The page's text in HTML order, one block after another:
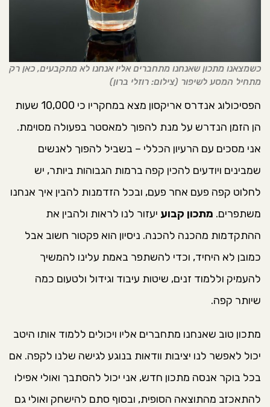
כשמצאנו מתכון שאנחנו מתחברים אליו אנחנו לא מתקבעים, כאן רק
מתחיל המסע לשיפור (צילום: רוזלי ברון)
הפסיכולוג אנדרס אריקסון מצא במחקריו כי 10,000 שעות
הן הזמן הנדרש על מנת להפוך למאסטר בפעולה מסוימת.
אני מסכים עם הרעיון הכללי – בשביל להפוך לאנשים
שמבינים ויודעים להכין קפה ברמות הגבוהות ביותר, יש
לחלוט קפה פעם אחר פעם, ובכל הזדמנות להבין איך אנחנו
משתפרים. מתכון קבוע יעזור לנו לראות ולהבין את
ההתקדמות מהכנה להכנה. ניסיון הוא פקטור חשוב אבל
כמובן לא היחיד, וכדי להשתפר באמת עלינו להמשיך
להעמיק וללמוד זנים, שיטות עיבוד וגידול ולטעום כמה
שיותר קפה.
מתכון טוב שאנחנו מתחברים אליו ויכולים ללמוד אותו היטב
יכול לאפשר לנו יציבות וודאות בנוגע לגישה שלנו לקפה. אם
בכל בוקר אנסה מתכון חדש, אני יכול להסתבך ואולי אפילו
להתאכזב מהתוצאה הסופית, ובסוף סתם להישחק ואולי גם